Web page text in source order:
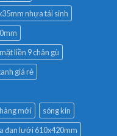
nhựa tái sinh
liền 9 chân gù
giá rẻ
mới
sóng kín
đan lưới 610x420mm